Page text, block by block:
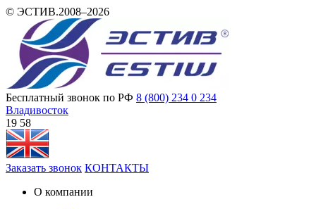
© ЭСТИВ.2008–2026
Бесплатный звонок по РФ 8 (800) 234 0 234
Владивосток
19 58
Заказать звонок КОНТАКТЫ
О компании